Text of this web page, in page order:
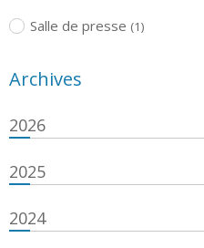
Salle de presse (1)
Archives
2026
2025
2024